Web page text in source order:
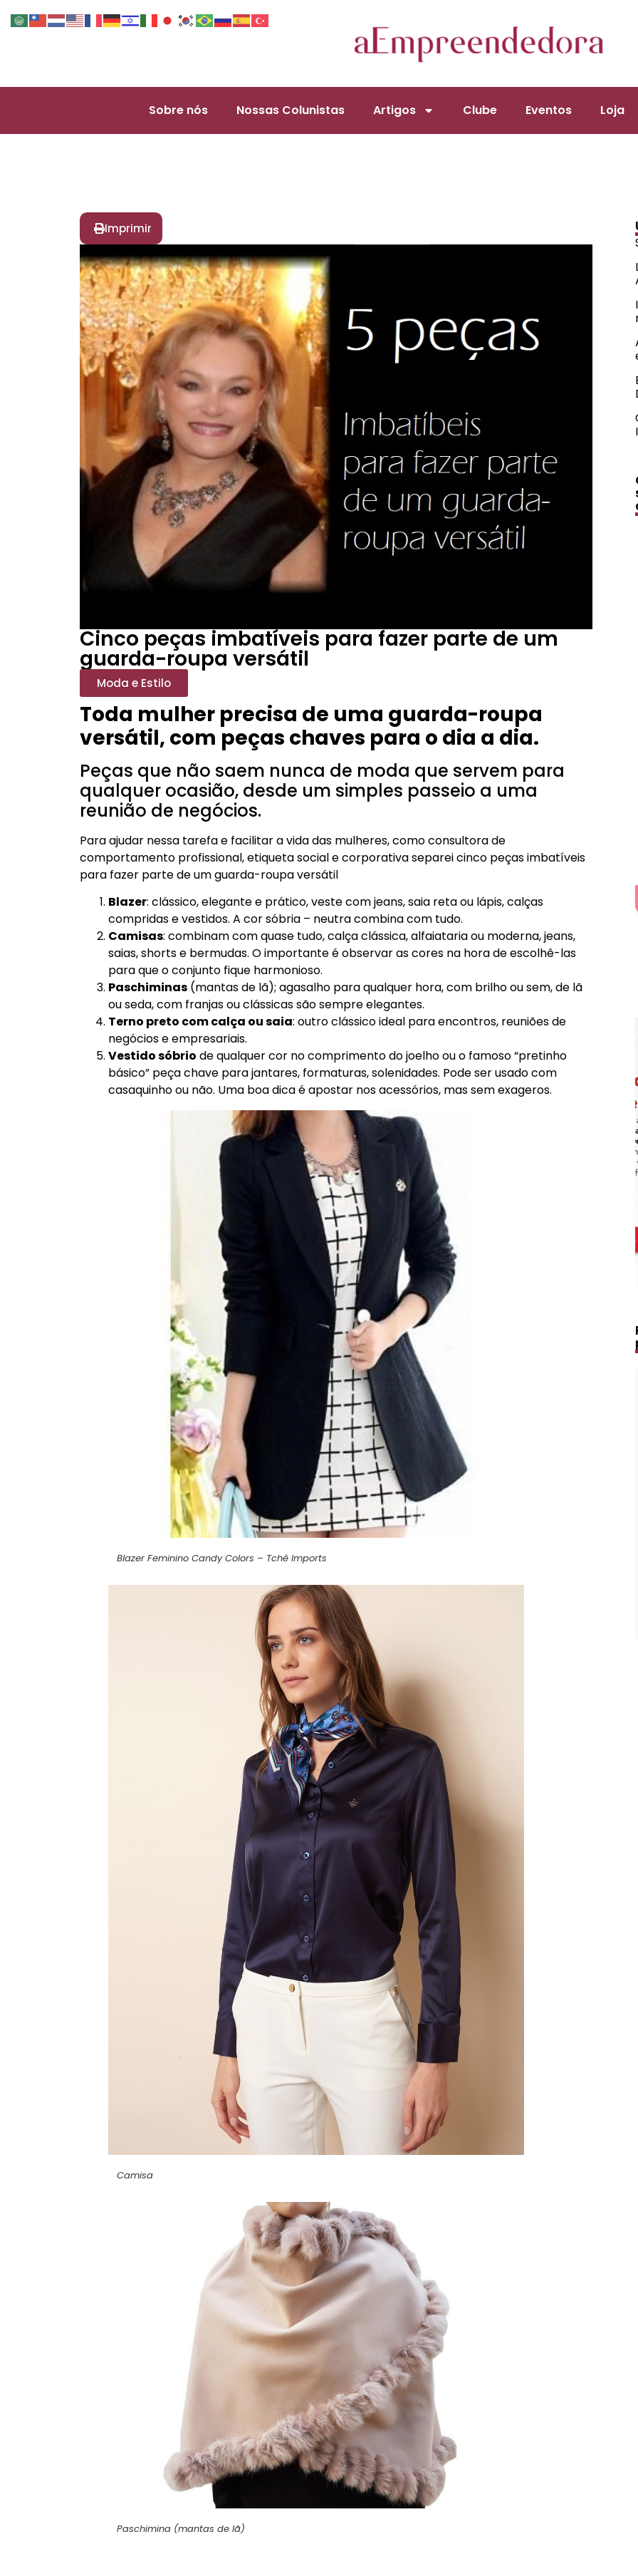
Sobre nós Nossas Colunistas Artigos Clube Eventos Loja
Imprimir
Cinco peças imbatíveis para fazer parte de um
guarda-roupa versátil
Moda e Estilo
Toda mulher precisa de uma guarda-roupa
versátil, com peças chaves para o dia a dia.
Peças que não saem nunca de moda que servem para
qualquer ocasião, desde um simples passeio a uma
reunião de negócios.
Para ajudar nessa tarefa e facilitar a vida das mulheres, como consultora de
comportamento profissional, etiqueta social e corporativa separei cinco peças imbatíveis
para fazer parte de um guarda-roupa versátil
Blazer: clássico, elegante e prático, veste com jeans, saia reta ou lápis, calças
compridas e vestidos. A cor sóbria – neutra combina com tudo.
Camisas: combinam com quase tudo, calça clássica, alfaiataria ou moderna, jeans,
saias, shorts e bermudas. O importante é observar as cores na hora de escolhê-las
para que o conjunto fique harmonioso.
Paschiminas (mantas de lã); agasalho para qualquer hora, com brilho ou sem, de lã
ou seda, com franjas ou clássicas são sempre elegantes.
Terno preto com calça ou saia: outro clássico ideal para encontros, reuniões de
negócios e empresariais.
Vestido sóbrio de qualquer cor no comprimento do joelho ou o famoso “pretinho
básico” peça chave para jantares, formaturas, solenidades. Pode ser usado com
casaquinho ou não. Uma boa dica é apostar nos acessórios, mas sem exageros.
Blazer Feminino Candy Colors – Tchê Imports
Camisa
Paschimina (mantas de lã)
Lápis de Sobrancelha Líquido à